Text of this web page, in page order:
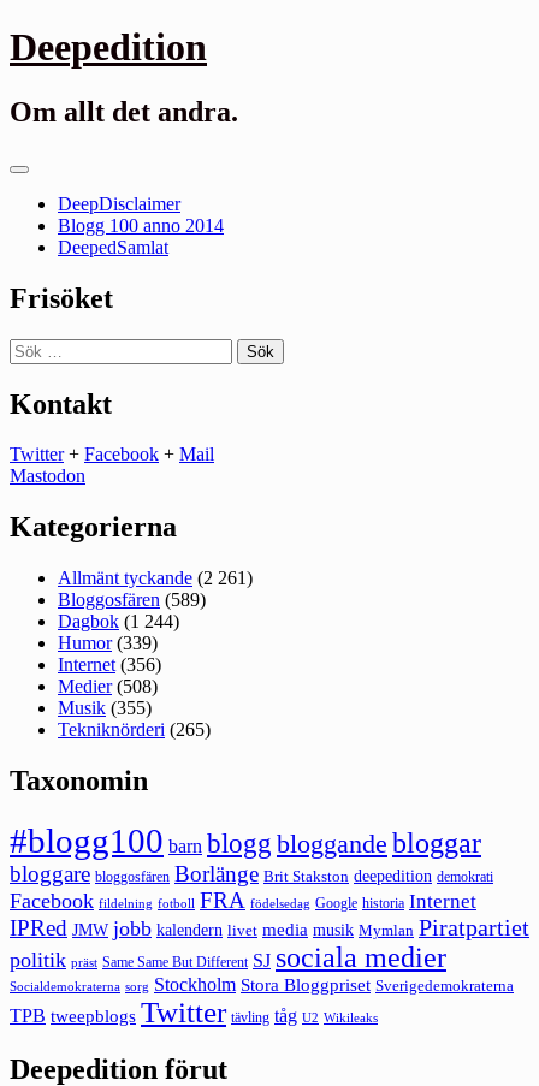
Gå
till
Deepedition
Om allt det andra.
Primär
DeepDisclaimer
Blogg 100 anno 2014
DeepedSamlat
Frisöket
Sök
efter:
Kontakt
Twitter+ Facebook + Mail
Mastodon
Kategorierna
Allmänt tyckande (2 261)
Bloggosfären (589)
Dagbok (1 244)
Humor(339)
Internet (356)
Medier(508)
Musik (355)
Tekniknörderi (265)
Taxonomin
#blogg100 barn blogg bloggande bloggar
bloggare bloggosfären Borlänge Brit Stakston deepedition demokrati
Facebook fildelning fotboll FRA födelsedag Google historia Internet
IPRed JMW jobb kalendern livet media musik Mymlan Piratpartiet
politik präst Same Same But Different SJ sociala medier
Socialdemokraterna sorg Stockholm Stora Bloggpriset Sverigedemokraterna
TPB tweepblogs Twitter tävling tåg U2 Wikileaks
Deepedition förut